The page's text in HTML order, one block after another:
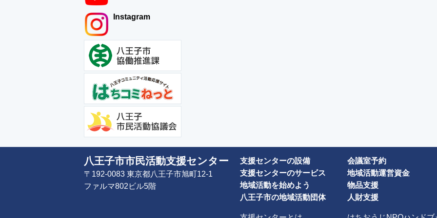
Instagram
八王子市市民活動支援センター
〒192-0083 東京都八王子市旭町12-1
ファルマ802ビル5階
支援センターの設備
支援センターのサービス
地域活動を始めよう
八王子市の地域活動団体
会議室予約
地域活動運営資金
物品支援
人財支援